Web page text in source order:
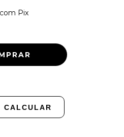
Pix
CALCULAR